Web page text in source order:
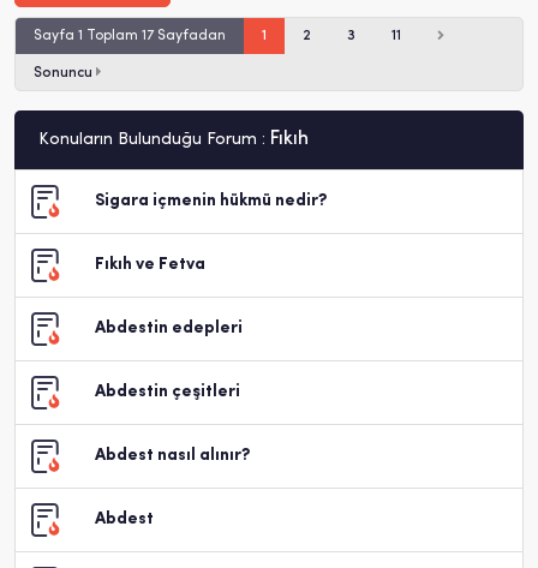
Sayfa 1 Toplam 17 Sayfadan 1 2 3 11
Sonuncu
Konuların Bulunduğu Forum : Fıkıh
Sigara içmenin hükmü nedir?
Fıkıh ve Fetva
Abdestin edepleri
Abdestin çeşitleri
Abdest nasıl alınır?
Abdest